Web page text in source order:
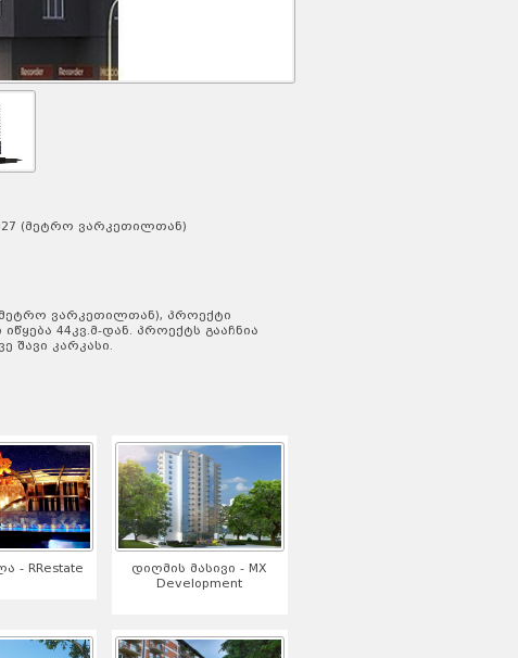
(მეტრო ვარკეთილთან)
ვარკეთილთან), პროექტი
44კვ.მ-დან. პროექტს გააჩნია
შავი კარკასი.
- RRestate
დიღმის მასივი - MX
Development